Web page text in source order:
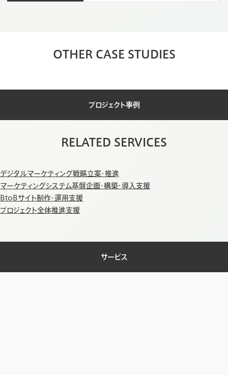
OTHER CASE STUDIES
プロジェクト事例
RELATED SERVICES
デジタルマーケティング戦略立案・推進
マーケティングシステム基盤企画・構築・導入支援
BtoBサイト制作・運用支援
プロジェクト全体推進支援
サービス